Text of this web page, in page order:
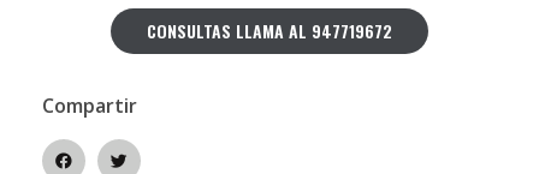
CONSULTAS LLAMA AL 947719672
Compartir